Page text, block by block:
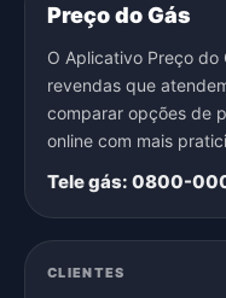
Preço do Gás
O Aplicativo Preço do
revendas que
comparar opções de
online com mais
Tele gás: 0800-
CLIENTES